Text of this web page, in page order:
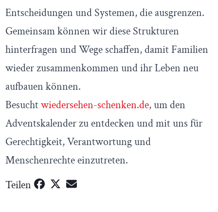
Entscheidungen und Systemen, die ausgrenzen.
Gemeinsam können wir diese Strukturen
hinterfragen und Wege schaffen, damit Familien
wieder zusammenkommen und ihr Leben neu
aufbauen können.
Besuchtwiedersehen-schenken.de, um den
Adventskalender zu entdecken und mit uns für
Gerechtigkeit, Verantwortung und
Menschenrechte einzutreten.
Teilen